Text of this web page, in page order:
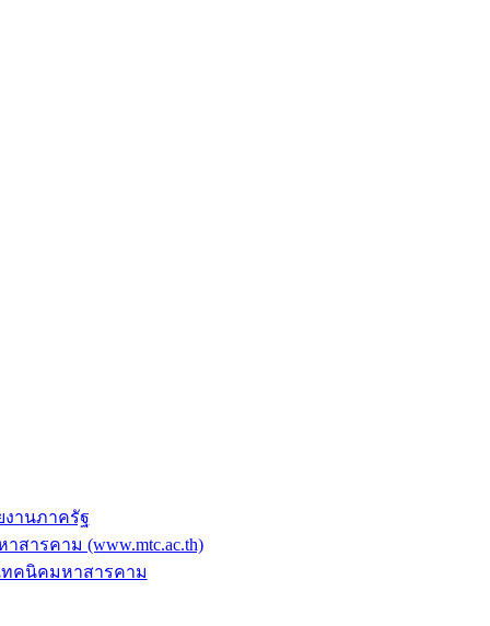
งานภาครัฐ
ารคาม (www.mtc.ac.th)
ทคนิคมหาสารคาม